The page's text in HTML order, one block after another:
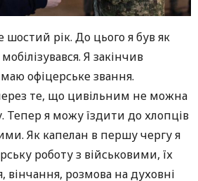
шостий рік. До цього я був як
Я закінчив
офіцерське звання.
те, що цивільним не можна
Тепер я можу їздити до хлопців
Як капелан в першу чергу я
роботу з військовими, їх
вінчання, розмова на духовні